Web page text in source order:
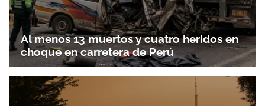
Al menos 13 muertos y cuatro heridos en
choque en carretera de Perú